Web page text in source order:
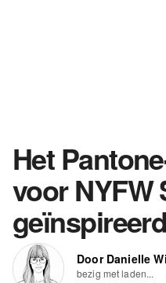
Het
voor NYFW
Door Danielle
bezig met laden...